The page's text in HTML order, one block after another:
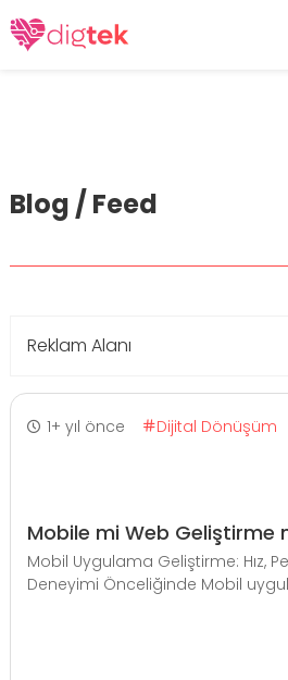
Blog / Feed
Reklam Alanı
1+ yıl önce Dijital Dönüşüm
Mobile mi Web Geliştirme
Mobil Uygulama Geliştirme: Hız,
Deneyimi Önceliğinde Mobil